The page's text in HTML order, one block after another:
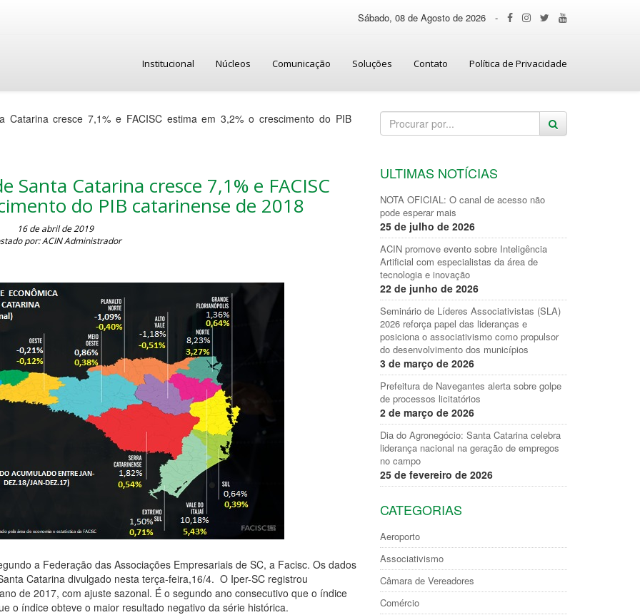
Sábado, 08 de Agosto de 2026 -
Institucional Núcleos Comunicação Soluções Contato Política de Privacidade
Catarina cresce 7,1% e FACISC estima em 3,2% o crescimento do PIB
Santa Catarina cresce 7,1% e FACISC
do PIB catarinense de 2018
16 de abril de 2019
por: ACIN Administrador
a Federação das Associações Empresariais de SC, a Facisc. Os dados
Catarina divulgado nesta terça-feira,16/4. O Iper-SC registrou
de 2017, com ajuste sazonal. É o segundo ano consecutivo que o índice
o índice obteve o maior resultado negativo da série histórica.
ULTIMAS NOTÍCIAS
NOTA OFICIAL: O canal de acesso não
pode esperar mais
25 de julho de 2026
ACIN promove evento sobre Inteligência
Artificial com especialistas da área de
tecnologia e inovação
22 de junho de 2026
Seminário de Líderes Associativistas (SLA)
2026 reforça papel das lideranças e
posiciona o associativismo como propulsor
do desenvolvimento dos municípios
3 de março de 2026
Prefeitura de Navegantes alerta sobre golpe
de processos licitatórios
2 de março de 2026
Dia do Agronegócio: Santa Catarina celebra
liderança nacional na geração de empregos
no campo
25 de fevereiro de 2026
CATEGORIAS
Aeroporto
Associativismo
Câmara de Vereadores
Comércio